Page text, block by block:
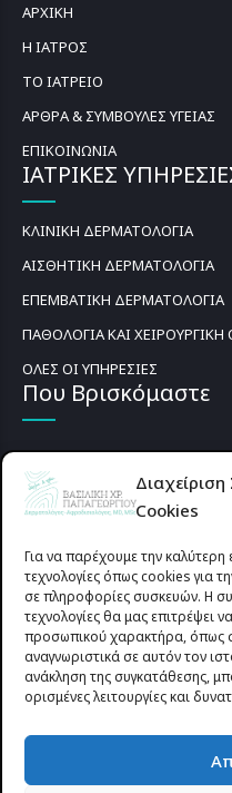
Cookies
Για να παρέχουμε την
τεχνολογίες όπως cookies για
σε πληροφορίες συσκευών. Η
τεχνολογίες θα μας επιτρέψει
προσωπικού χαρακτήρα, όπως
αναγνωριστικά σε αυτόν τον
ανάκληση της συγκατάθεσης,
ορισμένες λειτουργίες και
ΑΡΧΙΚΗ
Η ΙΑΤΡΟΣ
ΤΟ ΙΑΤΡΕΙΟ
ΑΡΘΡΑ & ΣΥΜΒΟΥΛΕΣ ΥΓΕΙΑΣ
ΕΠΙΚΟΙΝΩΝΙΑ
ΙΑΤΡΙΚΕΣ
ΚΛΙΝΙΚΗ ΔΕΡΜΑΤΟΛΟΓΙΑ
ΑΙΣΘΗΤΙΚΗ ΔΕΡΜΑΤΟΛΟΓΙΑ
ΕΠΕΜΒΑΤΙΚΗ ΔΕΡΜΑΤΟΛΟΓΙΑ
ΠΑΘΟΛΟΓΙΑ ΚΑΙ
ΟΛΕΣ ΟΙ ΥΠΗΡΕΣΙΕΣ
Που Βρισκόμαστε
Προυσιωτίσσης 27 &